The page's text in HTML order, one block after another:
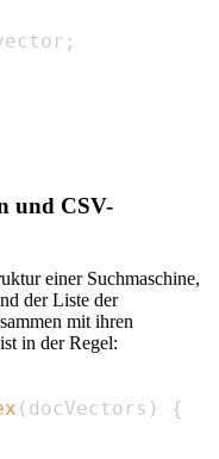
;
und CSV-
einer Suchmaschine,
der Liste der
mit ihren
in der Regel:
( docVectors )
{